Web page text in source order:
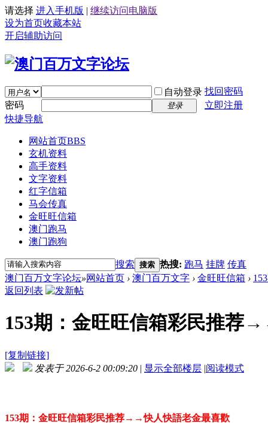
请选择 进入手机版 | 继续访问电脑版
设为首页收藏本站
开启辅助访问
自动登录 找回密码
密码
登录
立即注册
快捷导航
网站首页BBS
玄机资料
高手资料
文字资料
红字信箱
马会传真
金旺旺信箱
澳门跑马
澳门跑狗
搜索 搜索 热搜: 跑马 挂牌 传真
澳门百万文字论坛»网站首页 › 澳门百万文字 › 金旺旺信箱 ›
返回列表
153期：金旺旺信箱彩民推荐
[复制链接]
发表于 2026-6-2 00:09:20 | 显示全部楼层 |阅读模式
153期：金旺旺信箱彩民推荐→→快人快語老金最喜歡